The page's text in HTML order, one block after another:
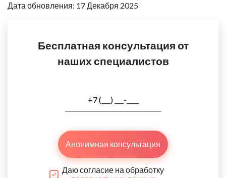
Дата обновления: 17 Декабря 2025
Бесплатная консультация от
наших специалистов
Анонимная консультация
Даю согласие на обработку